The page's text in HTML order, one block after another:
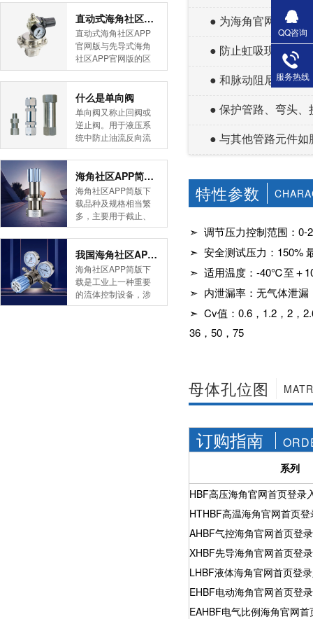
● 为海角官网首页
● 防止虹吸现象的发
● 和脉动阻尼器配
● 保护管路、弯头
● 与其他管路元件
特性参数
➣ 调节压力控制范围：0-2，
➣ 安全测试压力：
➣ 适用温度：-40℃至
➣ 内泄漏率：无气体泄漏
➣ Cv值：0.6，1.2，2，
36，50，75
母体孔位图
订购指南
系列
HBF高压海角官网首页登录
HTHBF高温海角官网首页
AHBF气控海角官网首页登
XHBF先导海角官网首页登
LHBF液体海角官网首页登
EHBF电动海角官网首页登
EAHBF电气比例海角官网
直动式海角社区APP官网版与先导式海角社区APP官网版的区别
直动式海角社区APP
官网版与先导式海角
社区APP官网版的区
别是什么？HJBA8海
角论坛海角社区APP
简版下载告诉您！先
导式海角社区APP官
网版是采用控制阀体
内的启闭件的开度来
调节介质的流量，将
介质的压力降低，同
时借助阀后压力的作
用调节启闭件的开
度，使阀后压力保持
在一定范围内，在进
口压力不断变化的情
在设定的范围内，保
护其后的生活生产器
具。本类海角社区
APP简版下载在管......
什么是单向阀
单向阀又称止回阀或
逆止阀。用于液压系
统中防止油流反向流
动,或者用于气动系统
中防止压缩空气逆向
流动。今天HJBA8海
角论坛海角社区APP
简版下载为您介绍一
下什么是单向阀。
一、简介单向阀有直
通式和直角式两种。
直通式单向阀用螺纹
连接安装在管路上。
直角式单向阀有螺纹
连接、板式连接和法
兰连接三种形式。液
海角社区APP简版下载的维护保养方式有哪些
海角社区APP简版下
载品种及规格相当繁
多，主要用于截止、
导流、稳压、分流
等，用途广泛。正确
和有序有效的维护保
养会保护海角社区
APP简版下载，使海
角社区APP简版下载
正常发挥功能并且延
我国海角社区APP简版下载市场的现状及前景如何
海角社区APP简版下
载是工业上一种重要
的流体控制设备，涉
及到国民经济诸多部
QQ咨询
服务热线